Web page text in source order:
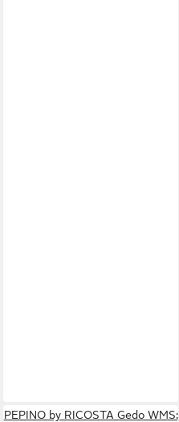
PEPINO by RICOSTA Gedo WMS: